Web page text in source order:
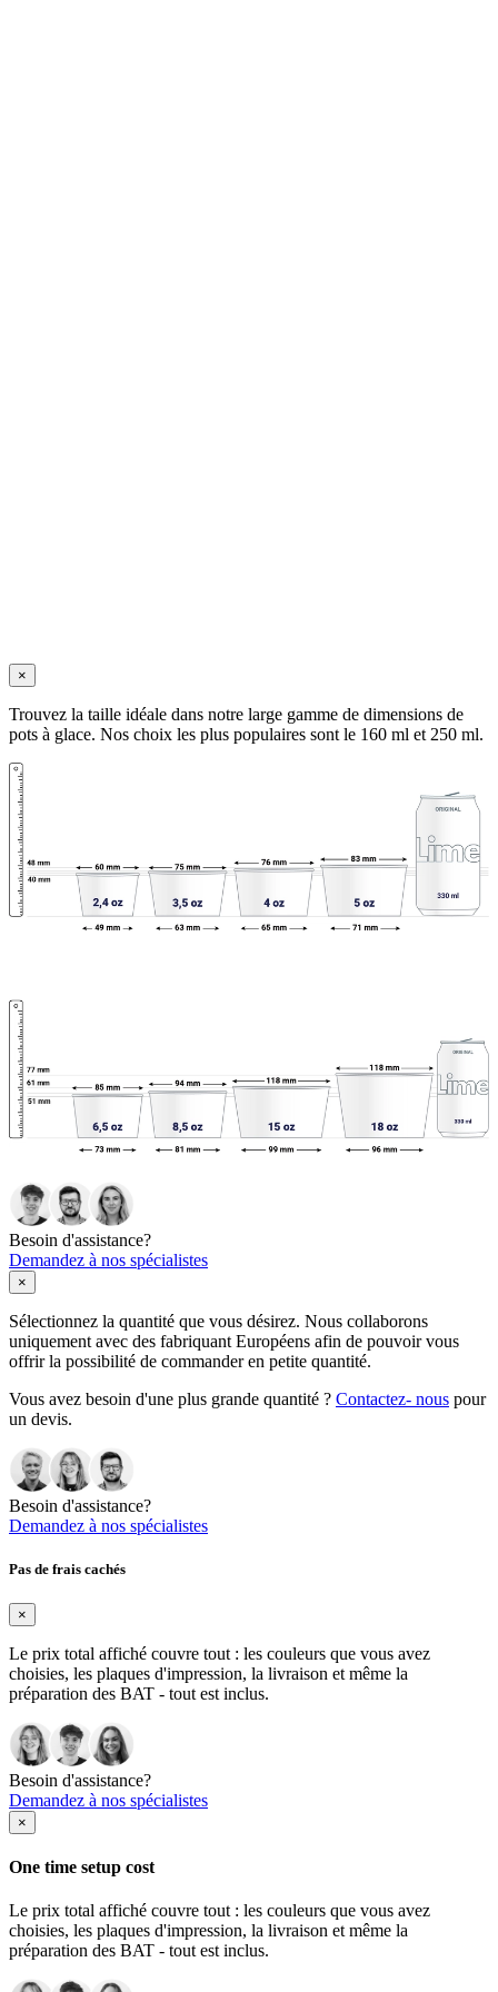
×
Trouvez la taille idéale dans notre large gamme de dimensions de
pots à glace. Nos choix les plus populaires sont le 160 ml et 250 ml.
Besoin d'assistance?
Demandez à nos spécialistes
×
Sélectionnez la quantité que vous désirez. Nous collaborons
uniquement avec des fabriquant Européens afin de pouvoir vous
offrir la possibilité de commander en petite quantité.
Vous avez besoin d'une plus grande quantité ? Contactez- nous pour
un devis.
Besoin d'assistance?
Demandez à nos spécialistes
Pas de frais cachés
×
Le prix total affiché couvre tout : les couleurs que vous avez
choisies, les plaques d'impression, la livraison et même la
préparation des BAT - tout est inclus.
Besoin d'assistance?
Demandez à nos spécialistes
×
One time setup cost
Le prix total affiché couvre tout : les couleurs que vous avez
choisies, les plaques d'impression, la livraison et même la
préparation des BAT - tout est inclus.